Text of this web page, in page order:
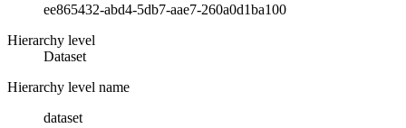
ee865432-abd4-5db7-aae7-260a0d1ba100
Hierarchy level
Dataset
Hierarchy level name
dataset